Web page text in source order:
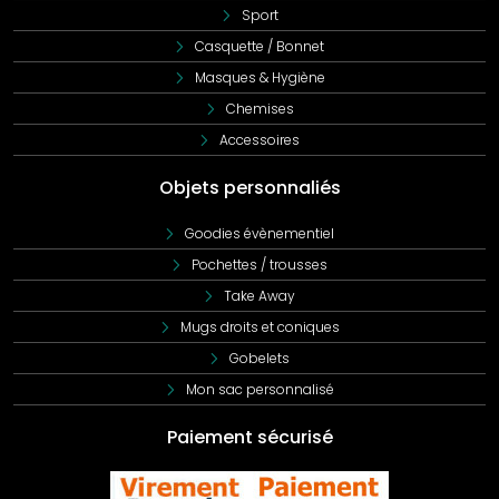
ainsi d'un excellent rapport qualité-prix.
En conclusion, cette veste matelassée pour homme est le
choix idéal pour afficher votre style personnel ou
promouvoir votre entreprise. Personnalisez-la selon vos
besoins, communiquez votre image de marque avec
élégance, tout en maîtrisant vos dépenses.
Sport
Casquette / Bonnet
Masques & Hygiène
Chemises
Accessoires
Objets personnaliés
Goodies évènementiel
Pochettes / trousses
Take Away
Mugs droits et coniques
Gobelets
Mon sac personnalisé
Paiement sécurisé